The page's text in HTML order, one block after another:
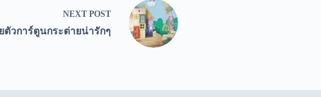
NEXT POST
ตัวการ์ตูนกระต่ายน่ารักๆ